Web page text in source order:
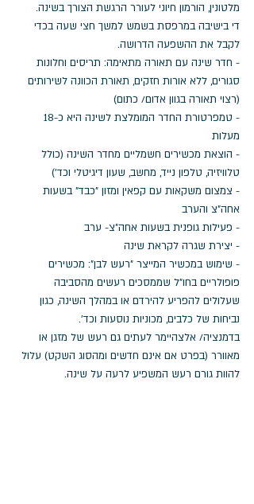
מלטונין, הורמון חיוני לעורר הרגשת הצורך בשינה.
די בישיבה במרפסת בשמש למשך חצי שעה בכדי
לקבל את ההשפעה הדרושה.
- חדר שינה עם תאורה מתאימה: תריסים וחלונות
סגורים, ללא אורות חזקים, תאורת הכוונה לשירותים
(רצוי תאורה בגוון אדום/ כתום)
מעלות
- הוצאת מכשירים חשמליים מחדר השינה (כולל
טלוויזיה, טלפון נייד, מחשב, שעון דיגיטלי וכד')
- צמצום משקאות עם קפאין ומזון "כבד" בשעות
אחה"צ והערב
- פעילות גופנית בשעות אחה"צ- ערב
- יצירת שגרה לקראת שינה
- שימוש במכשיר המייצר "רעש לבן": מכשירים
פופולריים בחו"ל שממסכים רעשים מהסביבה
שעלולים להפריע להירדם או במהלך השינה, כגון
נביחות של כלבים, מכוניות נוסעות וכד'.
בדמנציה/ אלצהיימר לעתים גם רעש של מזגן או
מאוורר (בפרט אם אינם חדשים ומהסוג השקט) עלול
להוות גורם רעש המשפיע לרעה על שינה.